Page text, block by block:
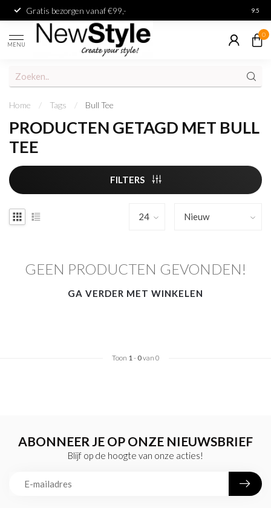
Gratis bezorgen vanaf €99,- 9.5
MENU
0
Home / Tags / Bull Tee
PRODUCTEN GETAGD MET BULL
TEE
FILTERS
GEEN PRODUCTEN GEVONDEN!
GA VERDER MET WINKELEN
Toon 1- 0van 0
ABONNEER JE OP ONZE NIEUWSBRIEF
Blijf op de hoogte van onze acties!